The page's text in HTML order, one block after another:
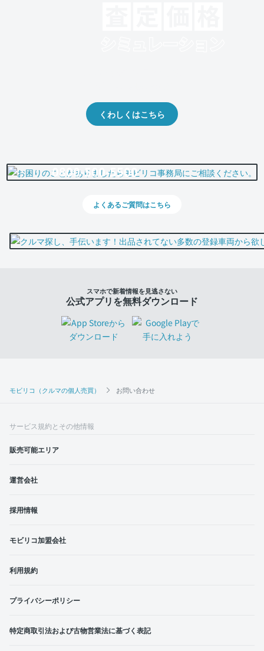
モビリコ（クルマの個人売買） お問い合わせ
くわしくはこちら
0800-500-5500
よくあるご質問はこちら
スマホで新着情報を見逃さない
公式アプリを無料ダウンロード
サービス規約とその他情報
販売可能エリア
運営会社
採用情報
モビリコ加盟会社
利用規約
プライバシーポリシー
特定商取引法および古物営業法に基づく表記